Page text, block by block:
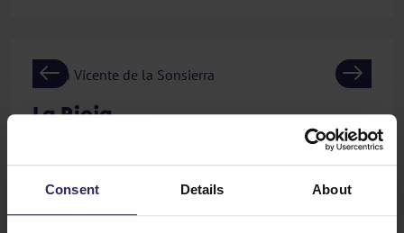
Consent Details About
Previous Next
La Rioja
Logroño, Laguardia, Haro, Santo Domingo de la
Calzada, San Millán de la Cogolla, Nájera
Das unterirdische Netzwerk der Weinkeller in